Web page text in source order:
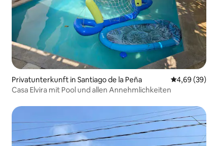
Privatunterkunft in Santiago de la Peña
4,69 (39)
Casa Elvira mit Pool und allen Annehmlichkeiten